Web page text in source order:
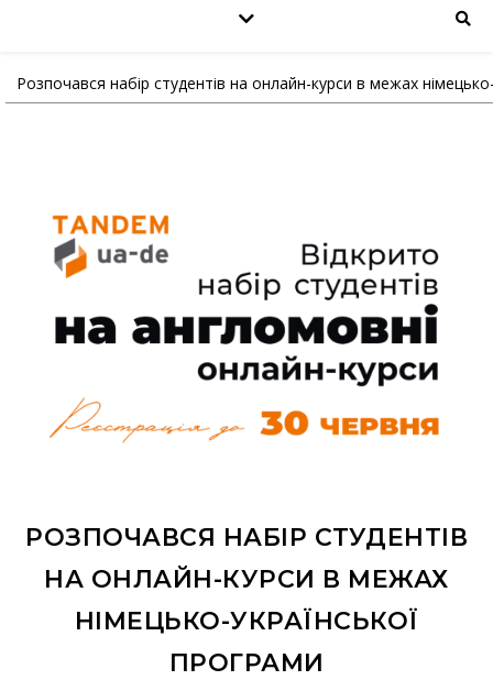
Розпочався набір студентів на онлайн-курси в межах
РОЗПОЧАВСЯ НАБІР СТУДЕНТІВ
НА ОНЛАЙН-КУРСИ В МЕЖАХ
НІМЕЦЬКО-УКРАЇНСЬКОЇ
ПРОГРАМИ